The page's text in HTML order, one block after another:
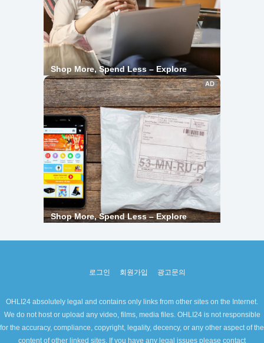
로그인 회원가입 광고문의
OHLI24 absolutely legal and contains only links from other sites on the Internet.
We do not host or upload any video, films, media files. OHLI24 is not responsible
for the accuracy, compliance, copyright, legality, decency, or any other aspect of the
content of other linked sites. If you have any legal issues please contact